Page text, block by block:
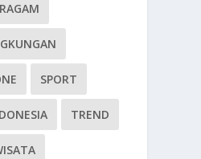
RAGAM
SPORT
TREND